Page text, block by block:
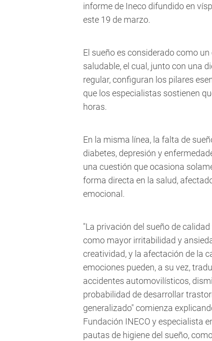
informe de Ineco difundido en
este 19 de marzo.
El sueño es considerado como
saludable, el cual, junto con una
regular, configuran los pilares
que los especialistas sostienen
horas.
En la misma línea, la falta de
diabetes, depresión y
una cuestión que ocasiona
forma directa en la salud,
emocional.
"La privación del sueño de
como mayor irritabilidad y
creatividad, y la afectación de la
emociones pueden, a su vez,
accidentes automovilísticos,
probabilidad de desarrollar
generalizado" comienza
Fundación INECO y especialista
pautas de higiene del sueño,